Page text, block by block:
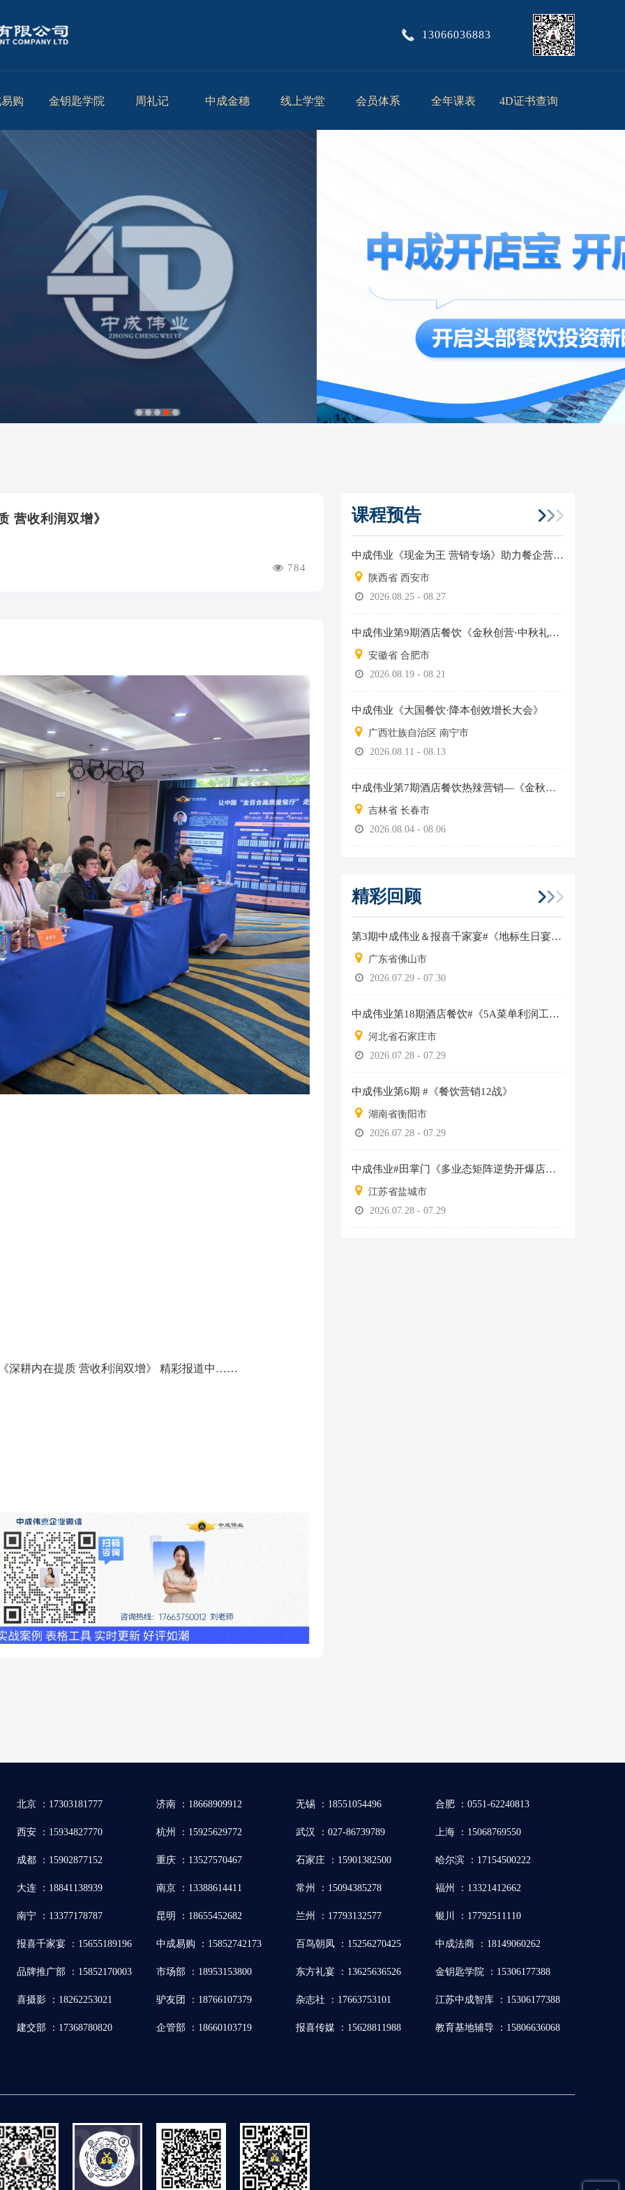
13066036883
购 金钥匙学院 周礼记 中成金穗 线上学堂 会员体系 全年课表 4D证书查询
1 2 3 4 5
营收利润双增》
784
深耕内在提质 营收利润双增》 精彩报道中……
课程预告
中成伟业《现金为王 营销专场》助力餐企营收增长！
陕西省 西安市
2026.08.25 - 08.27
中成伟业第9期酒店餐饮《金秋创营·中秋礼盒全员销售实战营》
安徽省 合肥市
2026.08.19 - 08.21
中成伟业《大国餐饮·降本创效增长大会》
广西壮族自治区 南宁市
2026.08.11 - 08.13
中成伟业第7期酒店餐饮热辣营销—《金秋创营·中秋礼盒全员销售实战营》
吉林省 长春市
2026.08.04 - 08.06
精彩回顾
第3期中成伟业＆报喜千家宴#《地标生日宴》实操班
广东省佛山市
2026.07.29 - 07.30
中成伟业第18期酒店餐饮#《5A菜单利润工程》总裁班
河北省石家庄市
2026.07.28 - 07.29
中成伟业第6期 #《餐饮营销12战》
湖南省衡阳市
2026.07.28 - 07.29
中成伟业#田掌门《多业态矩阵逆势开爆店》分享班
江苏省盐城市
2026.07.28 - 07.29
北京 ：17303181777 济南 ：18668909912 无锡 ：18551054496 合肥 ：0551-62240813
西安 ：15934827770 杭州 ：15925629772 武汉 ：027-86739789 上海 ：15068769550
成都 ：15902877152 重庆 ：13527570467 石家庄 ：15901382500 哈尔滨 ：17154500222
大连 ：18841138939 南京 ：13388614411 常州 ：15094385278 福州 ：13321412662
南宁 ：13377178787 昆明 ：18655452682 兰州 ：17793132577 银川 ：17792511110
报喜千家宴 ：15655189196 中成易购 ：15852742173 百鸟朝凤 ：15256270425 中成法商 ：18149060262
品牌推广部 ：15852170003 市场部 ：18953153800 东方礼宴 ：13625636526 金钥匙学院 ：15306177388
喜摄影 ：18262253021 驴友团 ：18766107379 杂志社 ：17663753101 江苏中成智库 ：15306177388
建交部 ：17368780820 企管部 ：18660103719 报喜传媒 ：15628811988 教育基地辅导 ：15806636068